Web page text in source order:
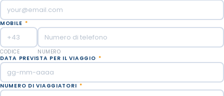
MOBILE *
CODICE
NUMERO
DATA PREVISTA PER IL VIAGGIO *
NUMERO DI VIAGGIATORI *